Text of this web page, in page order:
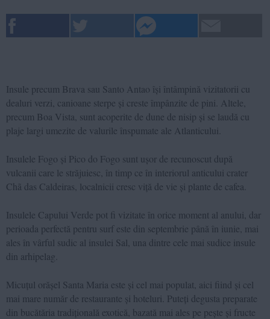
Insule precum Brava sau Santo Antao își întâmpină vizitatorii cu
dealuri verzi, canioane sterpe și creste împânzite de pini. Altele,
precum Boa Vista, sunt acoperite de dune de nisip și se laudă cu
plaje largi umezite de valurile înspumate ale Atlanticului.
Insulele Fogo și Pico do Fogo sunt ușor de recunoscut după
vulcanii care le străjuiesc, în timp ce în interiorul anticului crater
Chã das Caldeiras, localnicii cresc viță de vie și plante de cafea.
Insulele Capului Verde pot fi vizitate în orice moment al anului, dar
perioada perfectă pentru surf este din septembrie până în iunie, mai
ales în vârful sudic al insulei Sal, una dintre cele mai sudice insule
din arhipelag.
Micuțul orășel Santa Maria este și cel mai populat, aici fiind și cel
mai mare număr de restaurante și hoteluri. Puteți degusta preparate
din bucătăria tradițională exotică, bazată mai ales pe pește și fructe